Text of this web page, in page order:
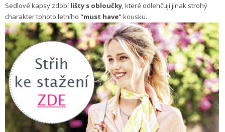
Sedlové kapsy zdobí lišty s obloučky, které odlehčují jinak strohý
charakter tohoto letního "must have"kousku.